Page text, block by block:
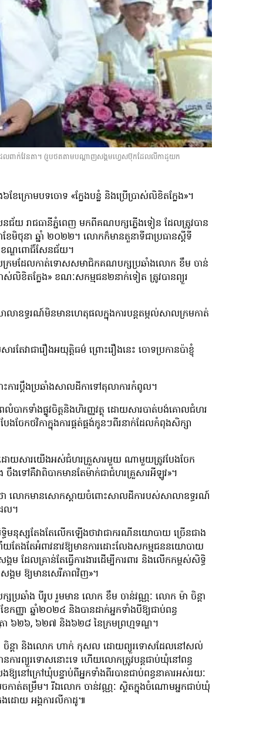
ពាក់វែនតា។ (រូបថតតាមបណ្ដាញសង្គមហ្វេសប៊ុកដែលលីកាដូយក
ខែក្រោមបទចោទ «ក្លែងបន្លំ និងប្រើប្រាស់លិខិតក្លែង»។
យ រាជធានីភ្នំពេញ មកពីគណបក្សភ្លើងទៀន ដែលត្រូវបាន
ខែមិថុនា ឆ្នាំ ២០២២។ លោកក៏មានតួនាទីជាប្រធានស្តីទី
តិខណ្ឌពោធិ៍សែនជ័យ។
ក្រមដែលកាត់ទោសសមាជិកគណបក្សប្រឆាំងលោក ខឹម ចាន់
ាស់លិខិតក្លែង» ខណៈសកម្មជន២នាក់ទៀត ត្រូវបានព្យួរ
ទ្ធរណ៍មិនមានហេតុផលក្នុងការបន្តតម្កល់សាលក្រមកាត់
វាជារឿងអយុត្តិធម៌ ព្រោះរឿងនេះ ចោទប្រកានប៉ាខ្ញុំ
ះការប្ដឹងប្រឆាំងសាលដីកាទៅតុលាការកំពូល។
បាកទាំងផ្លូវចិត្តនិងហិរញ្ញវត្ថុ ដោយសារបាត់បង់គោលជំហរ
ចែកថវិកាក្នុងការផ្គត់ផ្គង់កូនៗពីរនាក់ដែលកំពុងសិក្សា
ោយសារយើងអស់ជំហរគ្រួសារមួយ ណាមួយត្រូវបែងចែក
ចឹងទៅគឺវាពិបាកមានតែម៉ាក់ជាជំហរគ្រួសារអីឡូវ»។
ា លោកមានសោកស្ដាយចំពោះសាលដីការបស់សាលាឧទ្ធរណ៍
ល។
ធិមនុស្សតែងតែលើកឡើងថាវាជាករណីនយោបាយ ច្រើនជាង
យតែងតែអំពាវនាវឱ្យមានការដោះលែងសកម្មជននយោបាយ
ែលគ្រាន់តែធ្វើការងារដើម្បីការពារ និងលើកកម្ពស់សិទ្ធិ
សង្គម ឱ្យមានសេរីភាពវិញ»។
ប្រឆាំង បីរូប រួមមាន លោក ខឹម ចាន់វណ្ណៈ លោក ម៉ា ចិន្តា
ញា ឆ្នាំ២០២៤ និងបានដាក់អ្នកទាំងបីឱ្យជាប់ពន្ធ
ត្រា ៦២៦, ៦២៧ និង៦២៨ នៃក្រមព្រហ្មទណ្ឌ។
ម៉ា ចិន្តា និងលោក ហាក់ កុសល ដោយព្យួរទោសដែលនៅសល់
រព្យួរទោសនោះទេ ហើយលោកត្រូវបន្តជាប់ឃុំនៅពន្ធ
ៅក្រៅឃុំបន្ទាប់ពីអ្នកទាំងពីរបានជាប់ពន្ធនាគារអស់រយៈ
ាត់តម្រឹម។ រីឯលោក ចាន់វណ្ណៈ ស្ថិតក្នុងចំណោមអ្នកជាប់ឃុំ
ដោយ អង្គការលីកាដូ៕